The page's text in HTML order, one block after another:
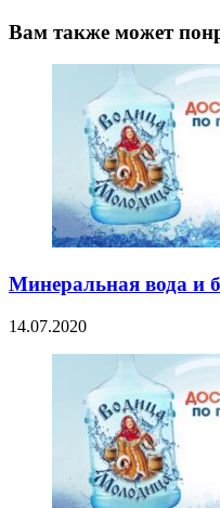
Вам также может
Минеральная вода и
14.07.2020